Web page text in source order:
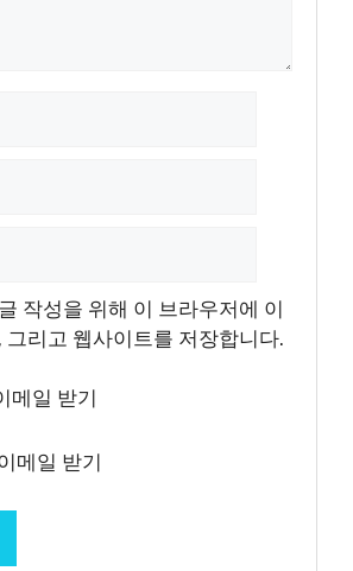
작성을 위해 이 브라우저에 이
그리고 웹사이트를 저장합니다.
메일 받기
메일 받기